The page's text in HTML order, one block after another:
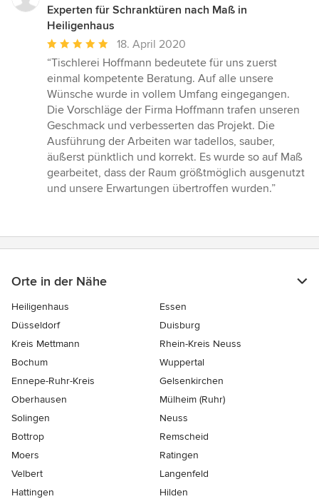
Experten für Schranktüren nach Maß in
Heiligenhaus
Durchschnittliche
Bewertung:
5
von
5
Sternen
18. April 2020
“Tischlerei Hoffmann bedeutete für uns zuerst
einmal kompetente Beratung. Auf alle unsere
Wünsche wurde in vollem Umfang eingegangen.
Die Vorschläge der Firma Hoffmann trafen unseren
Geschmack und verbesserten das Projekt. Die
Ausführung der Arbeiten war tadellos, sauber,
äußerst pünktlich und korrekt. Es wurde so auf Maß
gearbeitet, dass der Raum größtmöglich ausgenutzt
und unsere Erwartungen übertroffen wurden.”
Orte in der Nähe
Heiligenhaus
Essen
Düsseldorf
Duisburg
Kreis Mettmann
Rhein-Kreis Neuss
Bochum
Wuppertal
Ennepe-Ruhr-Kreis
Gelsenkirchen
Oberhausen
Mülheim (Ruhr)
Solingen
Neuss
Bottrop
Remscheid
Moers
Ratingen
Velbert
Langenfeld
Hattingen
Hilden